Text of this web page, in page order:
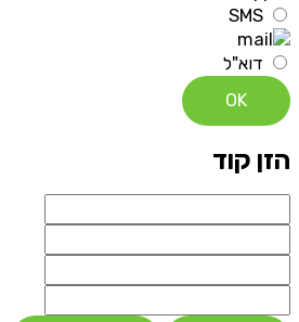
SMS
דוא"ל
OK
הזן קוד